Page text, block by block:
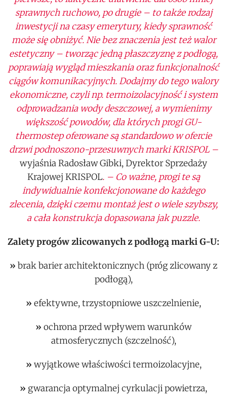
sprawnych ruchowo, po drugie – to także rodzaj
inwestycji na czasy emerytury, kiedy sprawność
może się obniżyć. Nie bez znaczenia jest też walor
estetyczny – tworząc jedną płaszczyznę z podłogą,
poprawiają wygląd mieszkania oraz funkcjonalność
ciągów komunikacyjnych. Dodajmy do tego walory
ekonomiczne, czyli np. termoizolacyjność i system
odprowadzania wody deszczowej, a wymienimy
większość powodów, dla których progi GU-
thermostep oferowane są standardowo w ofercie
drzwi podnoszono-przesuwnych marki KRISPOL –
wyjaśnia Radosław Gibki, Dyrektor Sprzedaży
Krajowej KRISPOL. – Co ważne, progi te są
indywidualnie konfekcjonowane do każdego
zlecenia, dzięki czemu montaż jest o wiele szybszy,
a cała konstrukcja dopasowana jak puzzle.
Zalety progów zlicowanych z podłogą marki G-U:
» brak barier architektonicznych (próg zlicowany z
podłogą),
» efektywne, trzystopniowe uszczelnienie,
» ochrona przed wpływem warunków
atmosferycznych (szczelność),
» wyjątkowe właściwości termoizolacyjne,
» gwarancja optymalnej cyrkulacji powietrza,